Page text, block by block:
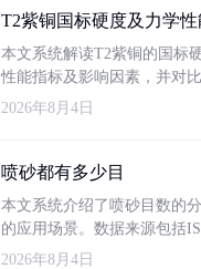
T2紫铜国标硬度及力学
本文系统解读T2紫铜的国标
性能指标及影响因素，并对
2026年8月4日
喷砂都有多少目
本文系统介绍了喷砂目数的
的应用场景。数据来源包括
2026年8月4日